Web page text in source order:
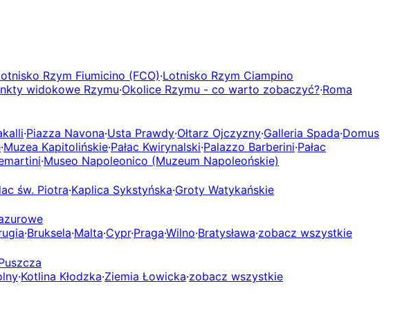
Rzym Fiumicino (FCO)·Lotnisko Rzym Ciampino
widokowe Rzymu·Okolice Rzymu - co warto zobaczyć?·Roma
·Piazza Navona·Usta Prawdy·Ołtarz Ojczyzny·Galleria Spada·Domus
·Muzea Kapitolińskie·Pałac Kwirynalski·Palazzo Barberini·Pałac
·Museo Napoleonico (Muzeum Napoleońskie)
św. Piotra·Kaplica Sykstyńska·Groty Watykańskie
·Bruksela·Malta·Cypr·Praga·Wilno·Bratysława·zobacz wszystkie
·Kotlina Kłodzka·Ziemia Łowicka·zobacz wszystkie